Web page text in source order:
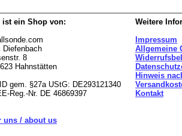
ist ein Shop von:
Diefenbach
8
Hahnstätten
gem. §27a UStG: DE293121340
Reg.-Nr. DE 46869397
uns / about us
Weitere
Impressum
Allgemeine
Hinweis
Kontakt